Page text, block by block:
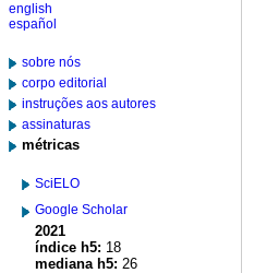
english
español
sobre nós
corpo editorial
instruções aos autores
assinaturas
métricas
SciELO
Google Scholar
2021
índice h5: 18
mediana h5: 26